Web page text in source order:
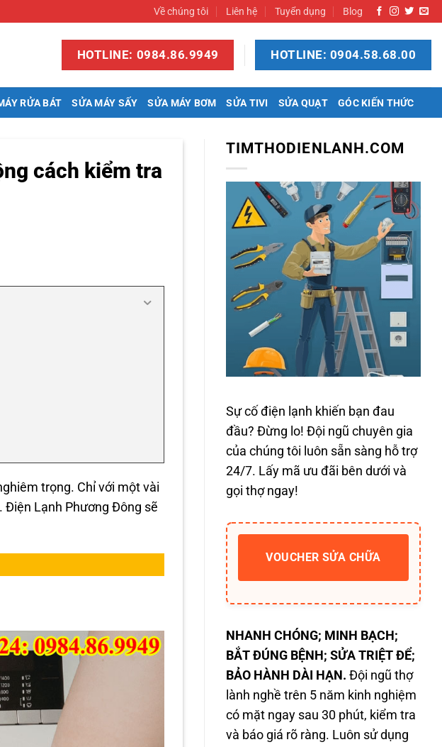
Về chúng tôi Liên hệ Tuyển dụng Blog
HOTLINE: 0984.86.9949 HOTLINE: 0904.58.68.00
RỬA BÁT SỬA MÁY SẤY SỬA MÁY BƠM SỬA TIVI SỬA QUẠT GÓC KIẾN THỨC
cách kiểm tra
trọng. Chỉ với một vài
Điện Lạnh Phương Đông sẽ
TIMTHODIENLANH.COM
Sự cố điện lạnh khiến bạn đau
đầu? Đừng lo! Đội ngũ chuyên gia
của chúng tôi luôn sẵn sàng hỗ trợ
24/7. Lấy mã ưu đãi bên dưới và
gọi thợ ngay!
VOUCHER SỬA CHỮA
NHANH CHÓNG; MINH BẠCH;
BẮT ĐÚNG BỆNH; SỬA TRIỆT ĐỂ;
BẢO HÀNH DÀI HẠN. Đội ngũ thợ
lành nghề trên 5 năm kinh nghiệm
có mặt ngay sau 30 phút, kiểm tra
và báo giá rõ ràng. Luôn sử dụng